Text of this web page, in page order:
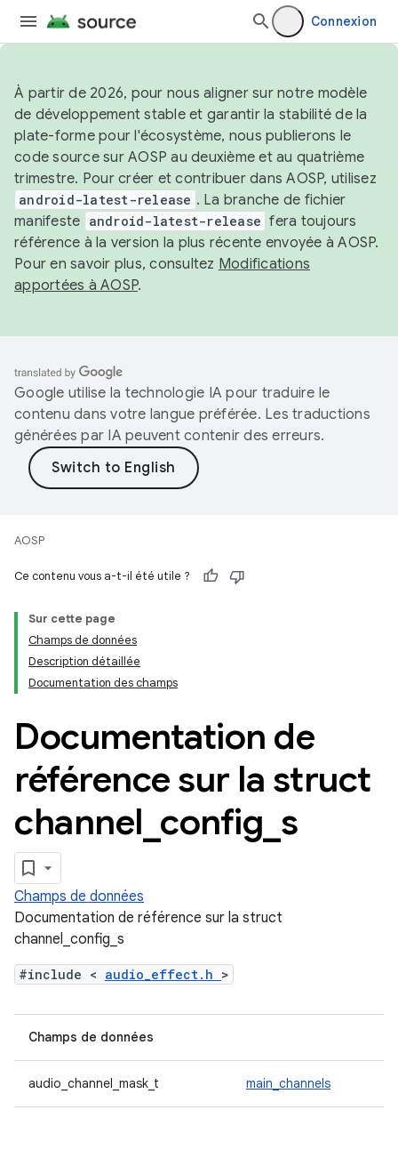
Connexion
À partir de 2026, pour nous aligner sur notre modèle
de développement stable et garantir la stabilité de la
plate-forme pour l'écosystème, nous publierons le
code source sur AOSP au deuxième et au quatrième
trimestre. Pour créer et contribuer dans AOSP, utilisez
android-latest-release . La branche de fichier
manifeste android-latest-release fera toujours
référence à la version la plus récente envoyée à AOSP.
Pour en savoir plus, consultez Modifications
apportées à AOSP.
Google utilise la technologie IA pour traduire le
contenu dans votre langue préférée. Les traductions
générées par IA peuvent contenir des erreurs.
AOSP
Ce contenu vous a-t-il été utile ?
Sur cette page
Champs de données
Description détaillée
Documentation des champs
Documentation de
référence sur la struct
channel config s
Champs de données
Documentation de référence sur la struct
channel_config_s
#include < audio_effect.h >
Champs de données
audio_channel_mask_t main_channels